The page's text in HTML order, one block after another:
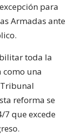
para
Armadas ante
toda la
como una
reforma se
que excede